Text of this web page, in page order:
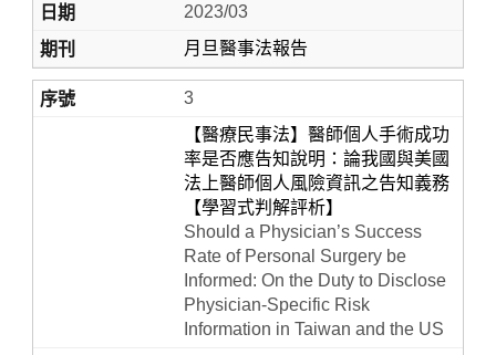
2023/03
月旦醫事法報告
3
【醫療民事法】醫師個人手術成功
率是否應告知說明：論我國與美國
法上醫師個人風險資訊之告知義務
【學習式判解評析】
Should a Physician’s Success
Rate of Personal Surgery be
Informed: On the Duty to Disclose
Physician-Specific Risk
Information in Taiwan and the US